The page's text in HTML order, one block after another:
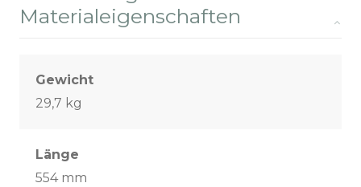
Materialeigenschaften
Gewicht
29,7 kg
Länge
554 mm